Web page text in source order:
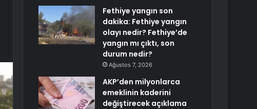
Fethiye yangın son
dakika: Fethiye yangın
olayı nedir? Fethiye’de
yangın mı çıktı, son
durum nedir?
Ağustos 7, 2026
AKP’den milyonlarca
emeklinin kaderini
değiştirecek açıklama